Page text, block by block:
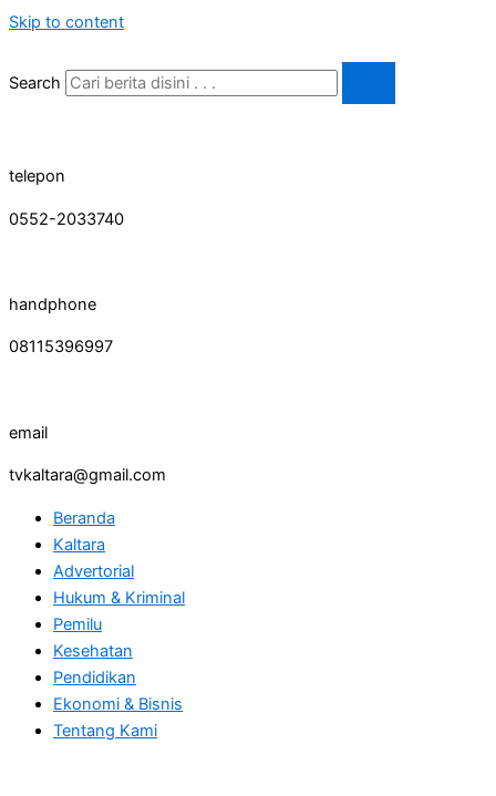
Skip to content
Search
telepon
0552-2033740
handphone
08115396997
email
tvkaltara@gmail.com
Beranda
Kaltara
Advertorial
Hukum & Kriminal
Pemilu
Kesehatan
Pendidikan
Ekonomi & Bisnis
Tentang Kami